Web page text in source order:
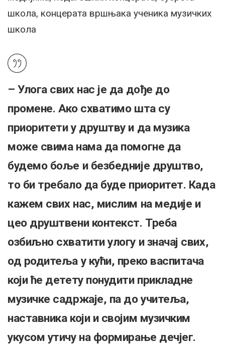
школа, концерата вршњака ученика музичких
школа
– Улога свих нас је да дође до
промене. Ако схватимо шта су
приоритети у друштву и да музика
може свима нама да помогне да
будемо боље и безбедније друштво,
то би требало да буде приоритет. Када
кажем свих нас, мислим на медије и
цео друштвени контекст. Треба
озбиљно схватити улогу и значај свих,
од родитеља у кући, преко васпитача
који ће детету понудити прикладне
музичке садржаје, па до учитеља,
наставника који и својим музичким
укусом утичу на формирање дечјег.